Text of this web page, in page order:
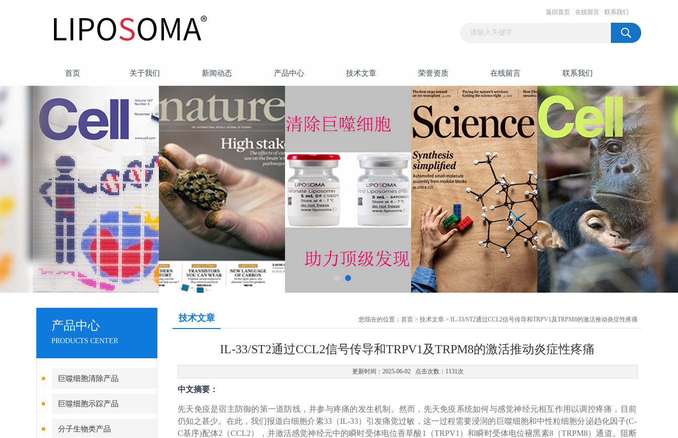
返回首页 在线留言 联系我们
首页 关于我们 新闻动态 产品中心 技术文章 荣誉资质 在线留言 联系我们
产品中心
PRODUCTS CENTER
巨噬细胞清除产品
巨噬细胞示踪产品
分子生物类产品
技术文章 您现在的位置： 首页 > 技术文章 > IL-33/ST2通过CCL2信号传导和TRPV1及TRPM8的激活推动炎症性疼痛
IL-33/ST2通过CCL2信号传导和TRPV1及TRPM8的激活推动炎症性疼痛
更新时间：2025-06-02 点击次数：1131次
中文摘要：
先天免疫是宿主防御的第一道防线，并参与疼痛的发生机制。然而，先天免疫系统如何与感觉神经元相互作用以调控疼痛，目前
仍知之甚少。在此，我们报道白细胞介素33（IL-33）引发痛觉过敏，这一过程需要浸润的巨噬细胞和中性粒细胞分泌趋化因子(C-
C基序)配体2（CCL2），并激活感觉神经元中的瞬时受体电位香草酸1（TRPV1）和瞬时受体电位褪黑素8（TRPM8）通道。阻断